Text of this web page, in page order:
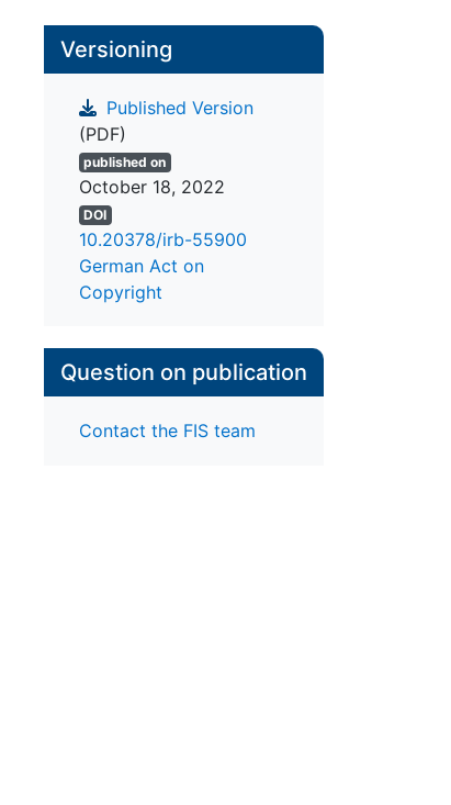
Versioning
Published Version
(PDF)
published on
October 18, 2022
DOI
10.20378/irb-55900
German Act on
Copyright
Question on publication
Contact the FIS team